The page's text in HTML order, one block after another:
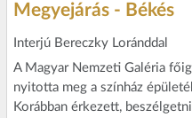
Megyejárás - Békés
Interjú Bereczky Loránddal
A Magyar Nemzeti Galéria
nyitotta meg a színház
Korábban érkezett,